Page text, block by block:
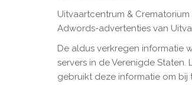
Uitvaartcentrum &
Adwords-advertenties van
De aldus verkregen informatie
servers in de Verenigde
gebruikt deze informatie om